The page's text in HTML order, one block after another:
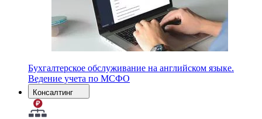
Бухгалтерское обслуживание на английском языке.
Ведение учета по МСФО
Консалтинг